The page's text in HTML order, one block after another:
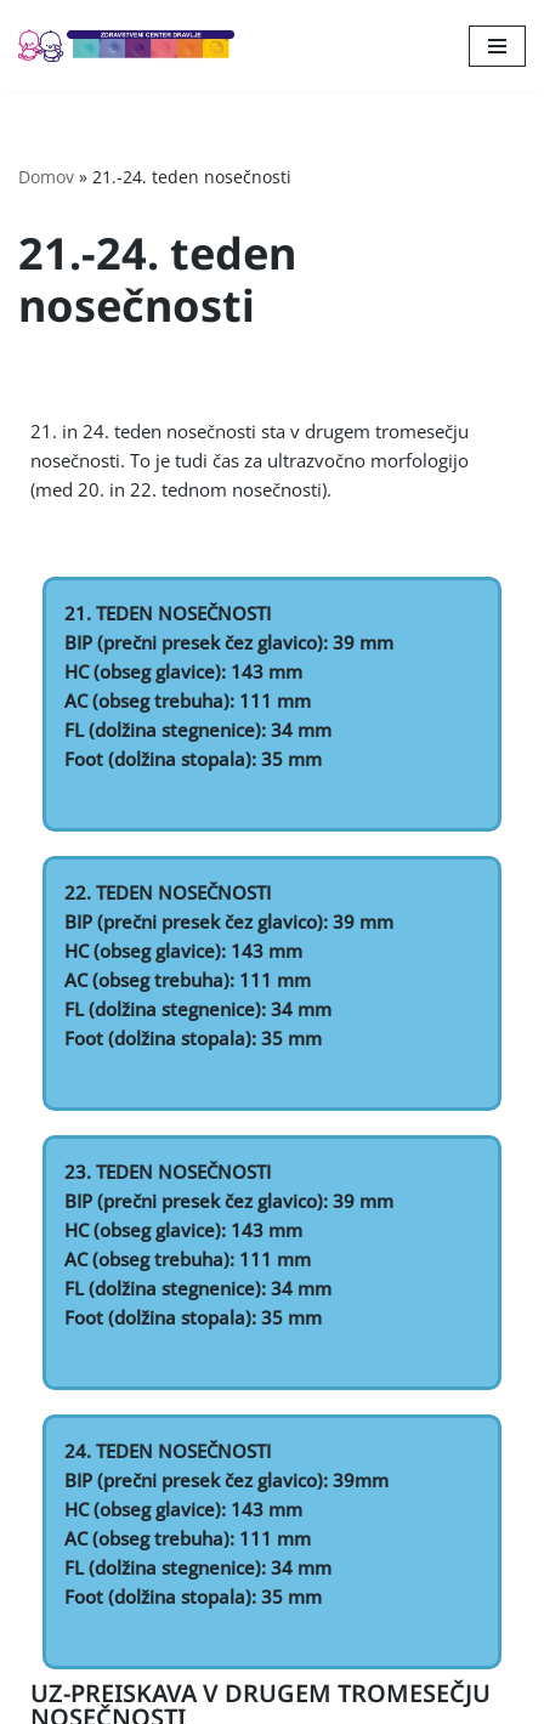
Skoči
Domov » 21.-24. teden nosečnosti
21.-24. teden
nosečnosti
21. in 24. teden nosečnosti sta v drugem tromesečju
nosečnosti. To je tudi čas za ultrazvočno morfologijo
(med 20. in 22. tednom nosečnosti).
21. TEDEN NOSEČNOSTI
BIP (prečni presek čez glavico): 39 mm
HC (obseg glavice): 143 mm
AC (obseg trebuha): 111 mm
FL (dolžina stegnenice): 34 mm
Foot (dolžina stopala): 35 mm
22. TEDEN NOSEČNOSTI
BIP (prečni presek čez glavico): 39 mm
HC (obseg glavice): 143 mm
AC (obseg trebuha): 111 mm
FL (dolžina stegnenice): 34 mm
Foot (dolžina stopala): 35 mm
23. TEDEN NOSEČNOSTI
BIP (prečni presek čez glavico): 39 mm
HC (obseg glavice): 143 mm
AC (obseg trebuha): 111 mm
FL (dolžina stegnenice): 34 mm
Foot (dolžina stopala): 35 mm
24. TEDEN NOSEČNOSTI
BIP (prečni presek čez glavico): 39mm
HC (obseg glavice): 143 mm
AC (obseg trebuha): 111 mm
FL (dolžina stegnenice): 34 mm
Foot (dolžina stopala): 35 mm
UZ-PREISKAVA V DRUGEM TROMESEČJU